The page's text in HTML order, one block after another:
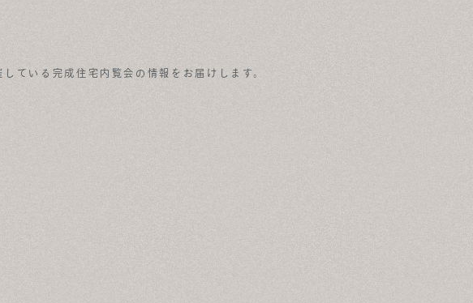
ている完成住宅内覧会の情報をお届けします。